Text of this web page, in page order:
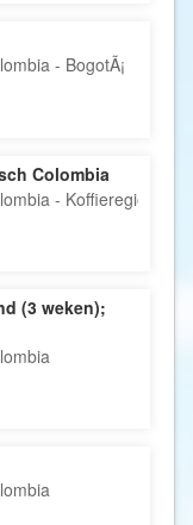
- BogotÃ¡
Colombia
- Koffieregio -
(3 weken);